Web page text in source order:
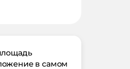
в самом